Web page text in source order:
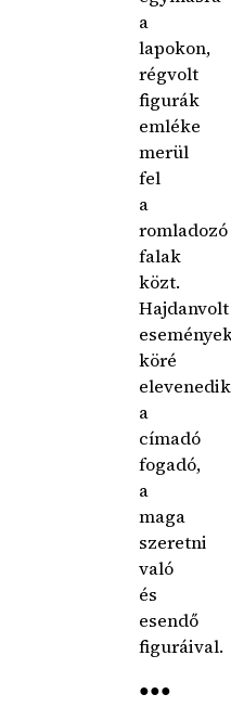
a
lapokon,
régvolt
figurák
emléke
merül
fel
a
romladozó
falak
közt.
Hajdanvolt
köré
elevenedik
a
címadó
fogadó,
a
maga
szeretni
való
és
esendő
figuráival.
●●●